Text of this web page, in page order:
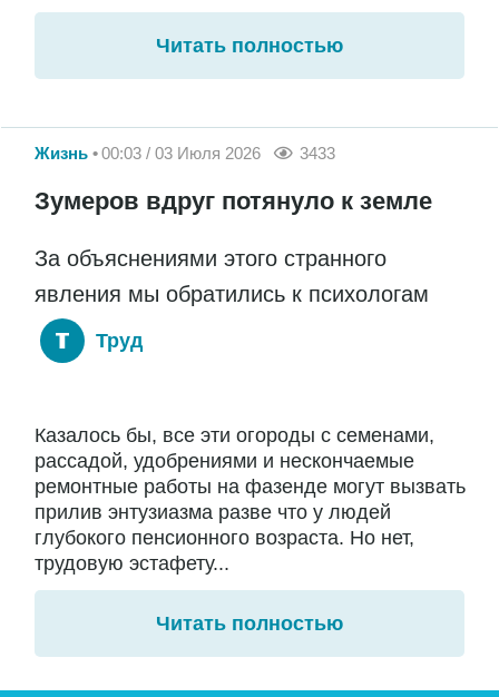
Читать полностью
Жизнь 00:03 / 03 Июля 2026 3433
Зумеров вдруг потянуло к земле
За объяснениями этого странного
явления мы обратились к психологам
Труд
Казалось бы, все эти огороды с семенами,
рассадой, удобрениями и нескончаемые
ремонтные работы на фазенде могут вызвать
прилив энтузиазма разве что у людей
глубокого пенсионного возраста. Но нет,
трудовую эстафету...
Читать полностью